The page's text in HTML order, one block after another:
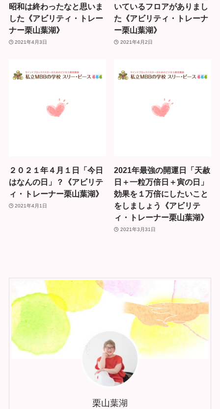
昭和は終わったなと思いま
した《アビリティ・トレー
ナー栗山葉湖》
2021年4月3日
いているフロアがありまし
た《アビリティ・トレーナ
ー栗山葉湖》
2021年4月2日
２０２１年４月１日「今日
はなんの日」？《アビリテ
ィ・トレーナー栗山葉湖》
2021年4月1日
2021年最強の開運日「天赦
日＋一粒万倍日＋寅の日」
効果を１万倍にしたいこと
をしましょう《アビリテ
ィ・トレーナー栗山葉湖》
2021年3月31日
栗山葉湖